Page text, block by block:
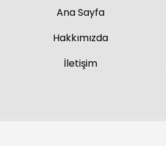
Ana Sayfa
Hakkımızda
İletişim